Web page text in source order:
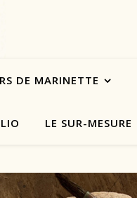
DE MARINETTE
LE SUR-MESURE